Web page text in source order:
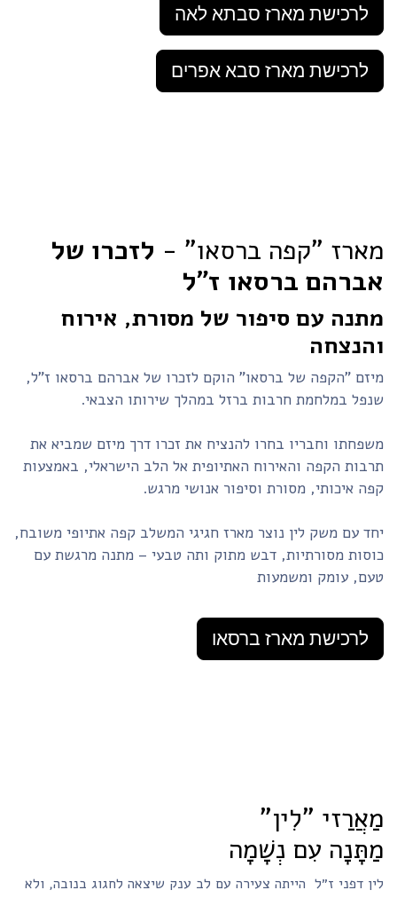
לרכישת מארז סבתא לאה
לרכישת מארז סבא אפרים
מארז "קפה ברסאו" -
אברהם ברסאו ז"ל
מתנה עם סיפור של מסורת, אירוח
והנצחה
מיזם "הקפה של ברסאו" הוקם לזכרו של אברהם ברסאו ז"ל,
משפחתו וחבריו בחרו להנציח את זכרו דרך מיזם שמביא את
תרבות הקפה והאירוח האתיופית אל הלב הישראלי, באמצעות
יחד עם משק לין נוצר מארז חגיגי המשלב קפה אתיופי משובח,
כוסות מסורתיות, דבש מתוק ותה טבעי – מתנה מרגשת עם
לרכישת מארז ברסאו
מַאֲרַזי "לִין"
מַתָּנָה עִם נְשָׁמָה